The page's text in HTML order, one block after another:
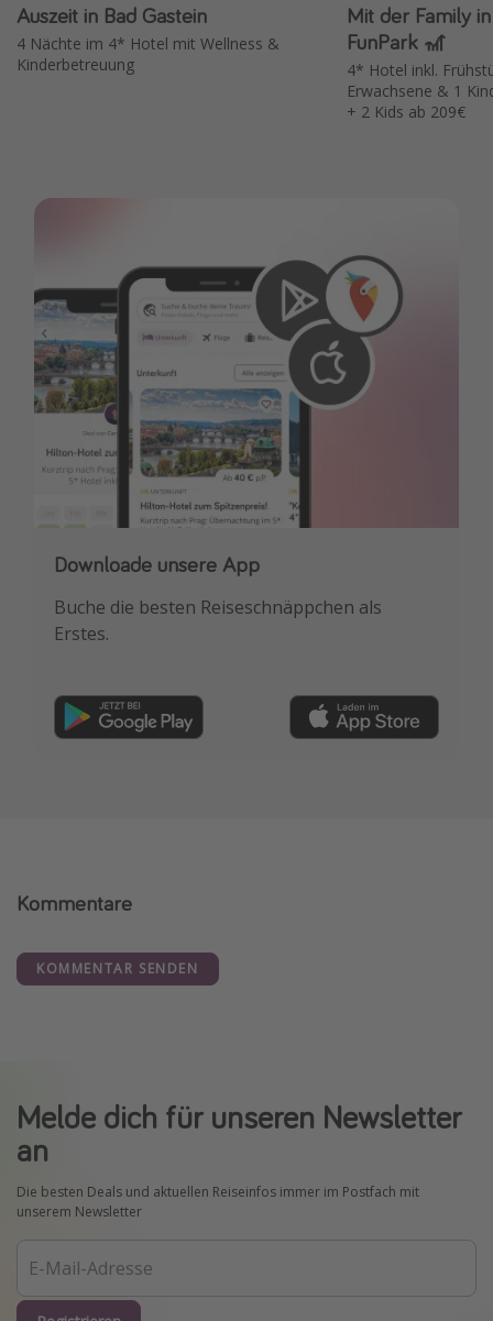
Auszeit in Bad Gastein
4 Nächte im 4* Hotel mit Wellness &
Kinderbetreuung
Mit der Family
FunPark 🎢
4* Hotel inkl.
Erwachsene & 1
+ 2 Kids ab 209€
Downloade unsere App
Buche die besten Reiseschnäppchen als
Erstes.
Kommentare
KOMMENTAR SENDEN
Melde dich für unseren Newsletter
an
Die besten Deals und aktuellen Reiseinfos immer im Postfach mit
unserem Newsletter